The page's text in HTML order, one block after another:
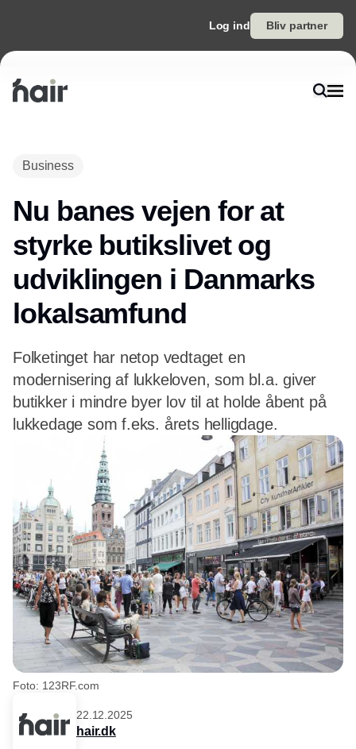
Log ind Bliv partner
Business
Nu banes vejen for at
styrke butikslivet og
udviklingen i Danmarks
lokalsamfund
Folketinget har netop vedtaget en
modernisering af lukkeloven, som bl.a. giver
butikker i mindre byer lov til at holde åbent på
lukkedage som f.eks. årets helligdage.
Foto: 123RF.com
22.12.2025
hair.dk